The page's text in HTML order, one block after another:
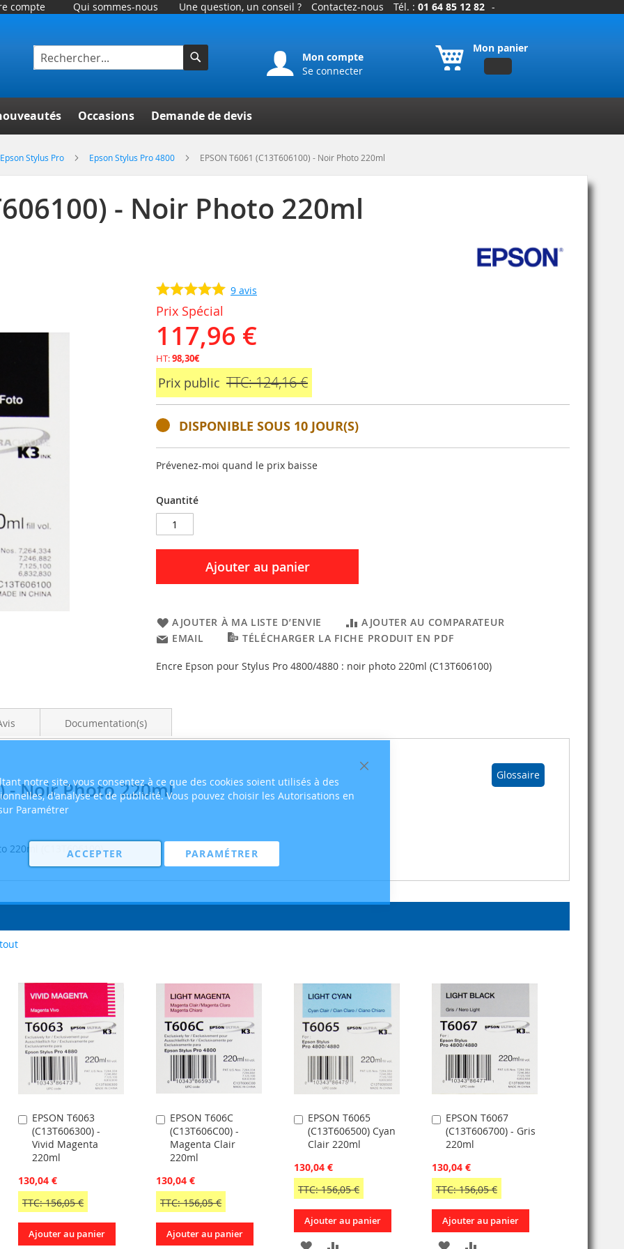
Fermer
notre site, vous consentez à ce que des cookies soient utilisés à des
d'analyse et de publicité. Vous pouvez choisir les Autorisations en
Paramétrer
ACCEPTER PARAMÉTRER
compte Qui sommes-nous Une question, un conseil ? Contactez-nous Tél. : 01 64 85 12 82 -
Mon panier
Mon compte
Se connecter
Occasions Demande de devis
Epson Stylus Pro Epson Stylus Pro 4800 EPSON T6061 (C13T606100) - Noir Photo 220ml
- Noir Photo 220ml
9 avis
Prix Spécial
117,96 €
HT:98,30€
Prix public TTC: 124,16 €
DISPONIBLE SOUS 10 JOUR(S)
Prévenez-moi quand le prix baisse
Quantité
Ajouter au panier
AJOUTER À MA LISTE D’ENVIE
AJOUTER AU COMPARATEUR
EMAIL
TÉLÉCHARGER LA FICHE PRODUIT EN PDF
Encre Epson pour Stylus Pro 4800/4880 : noir photo 220ml (C13T606100)
Glossaire
- Noir Photo 220ml
220ml (C13T606100)
Documentation(s)
EPSON T6063
(C13T606300) -
Vivid Magenta
220ml
130,04 €
TTC: 156,05 €
Ajouter
au
panier
Ajouter au panier
EPSON T606C
(C13T606C00) -
Magenta Clair
220ml
130,04 €
TTC: 156,05 €
Ajouter
au
panier
Ajouter au panier
EPSON T6065
(C13T606500) Cyan
Clair 220ml
130,04 €
TTC: 156,05 €
Ajouter
au
panier
Ajouter au panier
AJOUTER
EPSON T6067
(C13T606700) - Gris
220ml
130,04 €
TTC: 156,05 €
Ajouter
au
panier
Ajouter au panier
AJOUTER